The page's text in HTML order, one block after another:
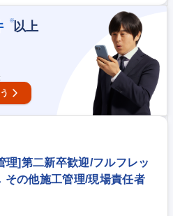
サービス：新築引き渡し後の設備機器
いった日常の「お困りごと」に対応 ■最
ポート：顧客データ/生成AIを組み合わ
ステム P-GAIROS」を活用できます。
ス担当/年休129日/安定した固定給/定着
※以上
理]第二新卒歓迎/フルフレッ
その他施工管理/現場責任者